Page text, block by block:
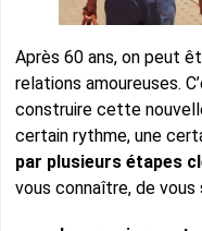
Après 60 ans, on peut
relations amoureuses.
construire cette
certain rythme, une
par plusieurs étapes
vous connaître, de vous